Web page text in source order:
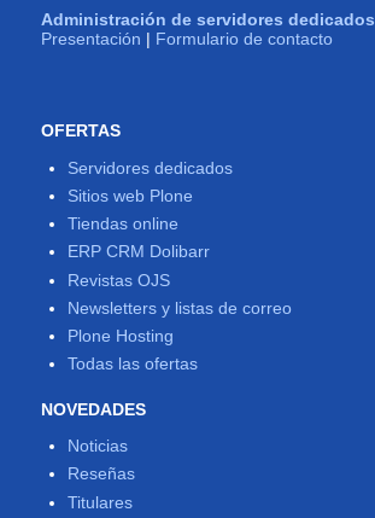
Administración de servidores dedicados
Presentación | Formulario de contacto
OFERTAS
Servidores dedicados
Sitios web Plone
Tiendas online
ERP CRM Dolibarr
Revistas OJS
Newsletters y listas de correo
Plone Hosting
Todas las ofertas
NOVEDADES
Noticias
Reseñas
Titulares